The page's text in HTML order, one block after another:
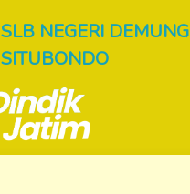
SLB NEGERI DEMUNG
SITUBONDO